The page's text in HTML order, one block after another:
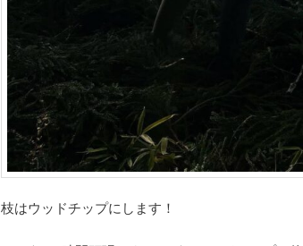
枝はウッドチップにします！